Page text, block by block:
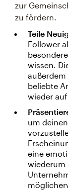
zur
zu fördern.
Teile
Follower
wissen.
beliebte
wieder
um
eine
wiederum